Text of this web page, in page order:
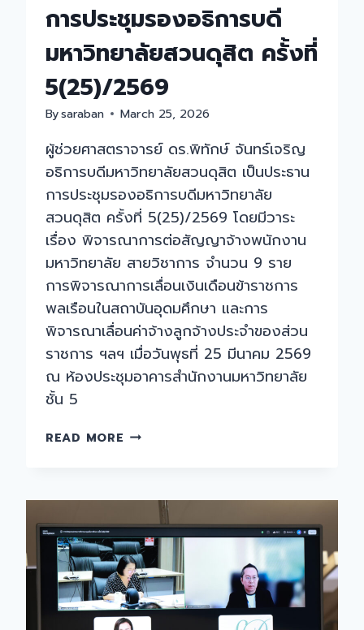
อุดมศึกษา
และ
ลูกจ้าง
ของ
ส่วน
รอบ
ที่
ประจำ
ปีงบประมาณ
พ.ศ.
2569
การประชุมรองอธิการบดี
มหาวิทยาลัยสวนดุสิต ครั้งที่
5(25)/2569
Bysaraban March 25, 2026
ผู้ช่วยศาสตราจารย์ ดร.พิทักษ์ จันทร์เจริญ
อธิการบดีมหาวิทยาลัยสวนดุสิต เป็นประธาน
การประชุมรองอธิการบดีมหาวิทยาลัย
สวนดุสิต ครั้งที่ 5(25)/2569 โดยมีวาระ
เรื่อง พิจารณาการต่อสัญญาจ้างพนักงาน
มหาวิทยาลัย สายวิชาการ จำนวน 9 ราย
การพิจารณาการเลื่อนเงินเดือนข้าราชการ
พลเรือนในสถาบันอุดมศึกษา และการ
พิจารณาเลื่อนค่าจ้างลูกจ้างประจำของส่วน
ราชการ ฯลฯ เมื่อวันพุธที่ 25 มีนาคม 2569
ณ ห้องประชุมอาคารสำนักงานมหาวิทยาลัย
ชั้น 5
READ MORE การ
มหาวิทยาลัย
สวนดุสิต
ครั้ง
ที่
5(25)/2569